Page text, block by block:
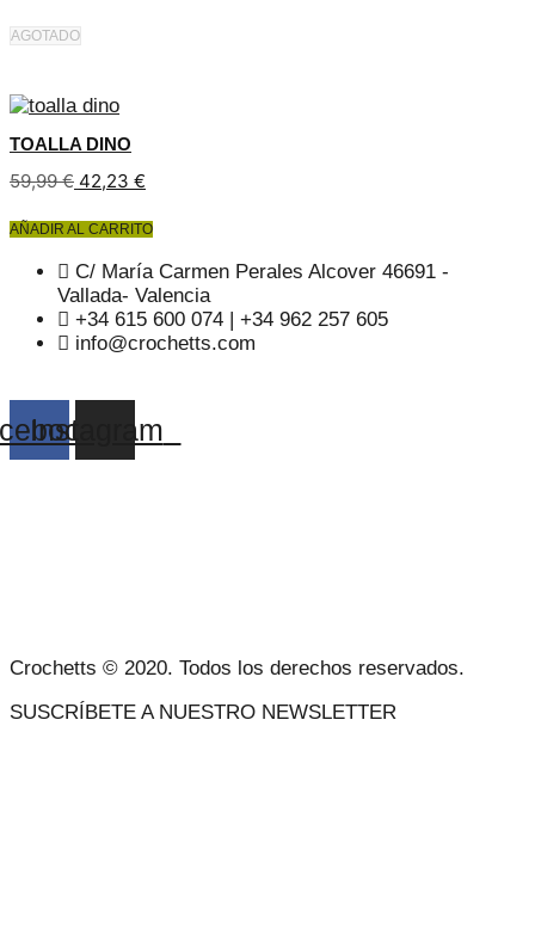
AGOTADO
TOALLA DINO
59,99€ El
original
59,99 €.
42,23 €
actual
42,23 €.
AÑADIR AL CARRITO
C/ María Carmen Perales Alcover 46691 -
Vallada- Valencia
+34 615 600 074 | +34 962 257 605
info@crochetts.com
Instagram
Crochetts © 2020. Todos los derechos reservados.
SUSCRÍBETE A NUESTRO NEWSLETTER